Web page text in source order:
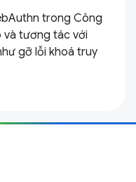
trong Công
và tương tác với
gỡ lỗi khoá truy